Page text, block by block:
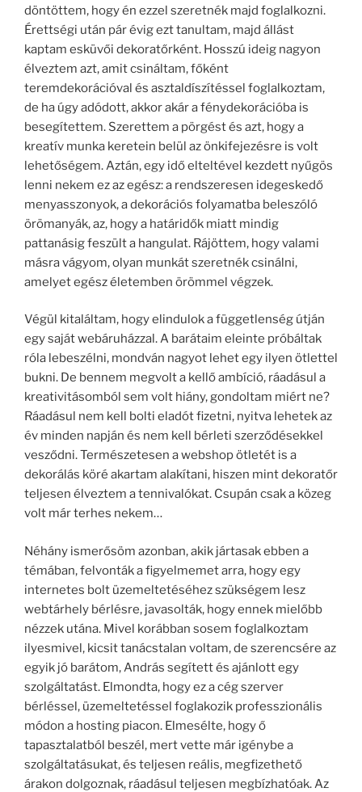
döntöttem, hogy én ezzel szeretnék majd foglalkozni.
Érettségi után pár évig ezt tanultam, majd állást
kaptam esküvői dekoratőrként. Hosszú ideig nagyon
élveztem azt, amit csináltam, főként
teremdekorációval és asztaldíszítéssel foglalkoztam,
de ha úgy adódott, akkor akár a fénydekorációba is
besegítettem. Szerettem a pörgést és azt, hogy a
kreatív munka keretein belül az önkifejezésre is volt
lehetőségem. Aztán, egy idő elteltével kezdett nyűgös
lenni nekem ez az egész: a rendszeresen idegeskedő
menyasszonyok, a dekorációs folyamatba beleszóló
örömanyák, az, hogy a határidők miatt mindig
pattanásig feszült a hangulat. Rájöttem, hogy valami
másra vágyom, olyan munkát szeretnék csinálni,
amelyet egész életemben örömmel végzek.
Végül kitaláltam, hogy elindulok a függetlenség útján
egy saját webáruházzal. A barátaim eleinte próbáltak
róla lebeszélni, mondván nagyot lehet egy ilyen ötlettel
bukni. De bennem megvolt a kellő ambíció, ráadásul a
kreativitásomból sem volt hiány, gondoltam miért ne?
Ráadásul nem kell bolti eladót fizetni, nyitva lehetek az
év minden napján és nem kell bérleti szerződésekkel
vesződni. Természetesen a webshop ötletét is a
dekorálás köré akartam alakítani, hiszen mint dekoratőr
teljesen élveztem a tennivalókat. Csupán csak a közeg
volt már terhes nekem…
Néhány ismerősöm azonban, akik jártasak ebben a
témában, felvonták a figyelmemet arra, hogy egy
internetes bolt üzemeltetéséhez szükségem lesz
webtárhely bérlésre, javasolták, hogy ennek mielőbb
nézzek utána. Mivel korábban sosem foglalkoztam
ilyesmivel, kicsit tanácstalan voltam, de szerencsére az
egyik jó barátom, András segített és ajánlott egy
szolgáltatást. Elmondta, hogy ez a cég szerver
bérléssel, üzemeltetéssel foglakozik professzionális
módon a hosting piacon. Elmesélte, hogy ő
tapasztalatból beszél, mert vette már igénybe a
szolgáltatásukat, és teljesen reális, megfizethető
árakon dolgoznak, ráadásul teljesen megbízhatóak. Az